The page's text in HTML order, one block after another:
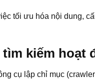
tối ưu hóa nội dung,
kiếm hoạt
cụ lập chỉ mục